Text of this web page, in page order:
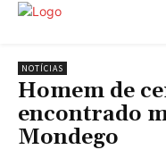
NOTÍCIAS
Homem de
encontrado
Mondego